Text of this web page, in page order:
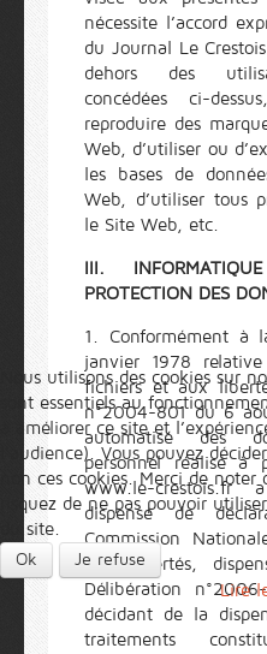
nécessite l’accord
du Journal Le
dehors des
concédées ci-
reproduire des
Web, d’utiliser ou
les bases de
Web, d’utiliser tous
le Site Web, etc.
III.
PROTECTION DES
1. Conformément
janvier 1978
fichiers et aux
n°2004-801 du 6
automatisé des
personnel réalisé à
www.le-
dispense de
Commission
des Libertés,
Délibération
décidant de la
traitements
Nous utilisons des cookies sur
sont essentiels au
à améliorer ce site et
l'audience). Vous pouvez
non ces cookies. Merci de
risquez de ne pas pouvoir
du site.
Ok Je refuse
Lire